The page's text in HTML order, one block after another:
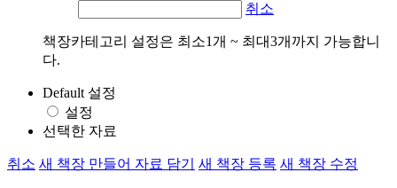
취소
책장카테고리 설정은 최소1개 ~ 최대3개까지 가능합니
다.
Default 설정
설정
선택한 자료
취소 새 책장 만들어 자료 담기 새 책장 등록 새 책장 수정